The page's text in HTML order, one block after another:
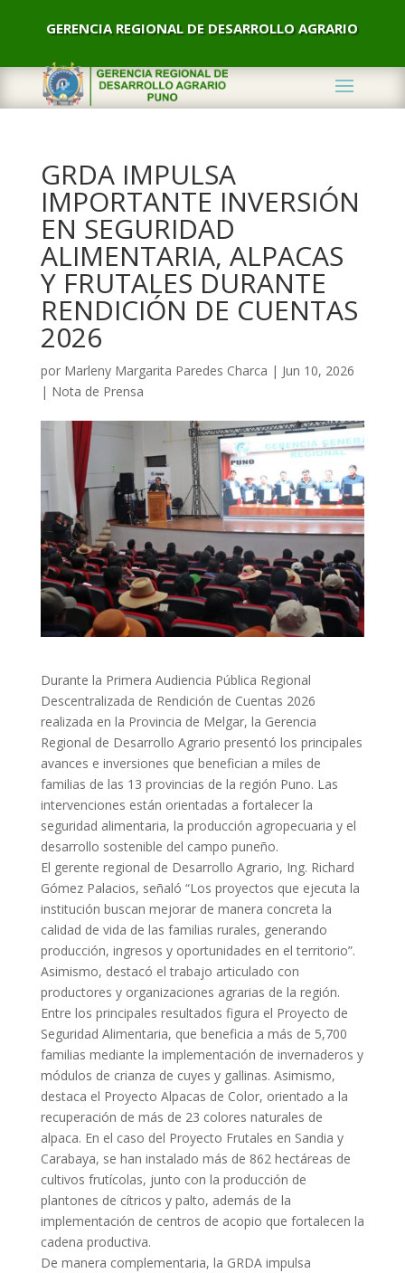
GERENCIA REGIONAL DE DESARROLLO AGRARIO
GRDA IMPULSA
IMPORTANTE INVERSIÓN
EN SEGURIDAD
ALIMENTARIA, ALPACAS
Y FRUTALES DURANTE
RENDICIÓN DE CUENTAS
2026
por Marleny Margarita Paredes Charca | Jun 10, 2026
| Nota de Prensa
Durante la Primera Audiencia Pública Regional
Descentralizada de Rendición de Cuentas 2026
realizada en la Provincia de Melgar, la Gerencia
Regional de Desarrollo Agrario presentó los principales
avances e inversiones que benefician a miles de
familias de las 13 provincias de la región Puno. Las
intervenciones están orientadas a fortalecer la
seguridad alimentaria, la producción agropecuaria y el
desarrollo sostenible del campo puneño.
El gerente regional de Desarrollo Agrario, Ing. Richard
Gómez Palacios, señaló “Los proyectos que ejecuta la
institución buscan mejorar de manera concreta la
calidad de vida de las familias rurales, generando
producción, ingresos y oportunidades en el territorio”.
Asimismo, destacó el trabajo articulado con
productores y organizaciones agrarias de la región.
Entre los principales resultados figura el Proyecto de
Seguridad Alimentaria, que beneficia a más de 5,700
familias mediante la implementación de invernaderos y
módulos de crianza de cuyes y gallinas. Asimismo,
destaca el Proyecto Alpacas de Color, orientado a la
recuperación de más de 23 colores naturales de
alpaca. En el caso del Proyecto Frutales en Sandia y
Carabaya, se han instalado más de 862 hectáreas de
cultivos frutícolas, junto con la producción de
plantones de cítricos y palto, además de la
implementación de centros de acopio que fortalecen la
cadena productiva.
De manera complementaria, la GRDA impulsa